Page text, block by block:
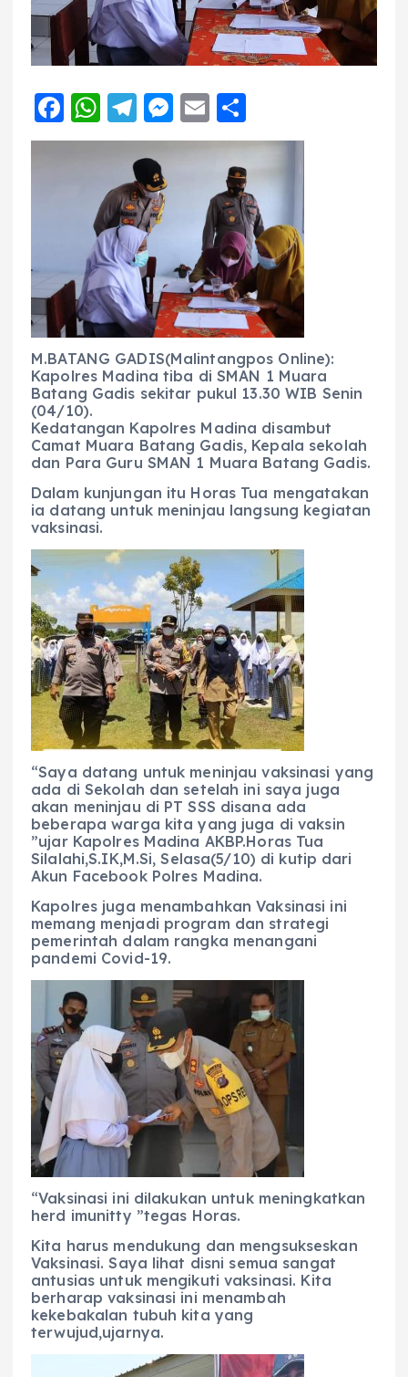
F
a
o
k
W
h
a
ts
A
p
p
T
el
e
g
r
a
m
M
e
ss
g
er
E
m
ai
l
h
a
re
M.BATANG GADIS(Malintangpos Online):
Kapolres Madina tiba di SMAN 1 Muara
Batang Gadis sekitar pukul 13.30 WIB Senin
(04/10).
Kedatangan Kapolres Madina disambut
Camat Muara Batang Gadis, Kepala sekolah
dan Para Guru SMAN 1 Muara Batang Gadis.
Dalam kunjungan itu Horas Tua mengatakan
ia datang untuk meninjau langsung kegiatan
vaksinasi.
“Saya datang untuk meninjau vaksinasi yang
ada di Sekolah dan setelah ini saya juga
akan meninjau di PT SSS disana ada
beberapa warga kita yang juga di vaksin
”ujar Kapolres Madina AKBP.Horas Tua
Silalahi,S.IK,M.Si, Selasa(5/10) di kutip dari
Akun Facebook Polres Madina.
Kapolres juga menambahkan Vaksinasi ini
memang menjadi program dan strategi
pemerintah dalam rangka menangani
pandemi Covid-19.
“Vaksinasi ini dilakukan untuk meningkatkan
herd imunitty ”tegas Horas.
Kita harus mendukung dan mengsukseskan
Vaksinasi. Saya lihat disni semua sangat
antusias untuk mengikuti vaksinasi. Kita
berharap vaksinasi ini menambah
kekebakalan tubuh kita yang
terwujud,ujarnya.